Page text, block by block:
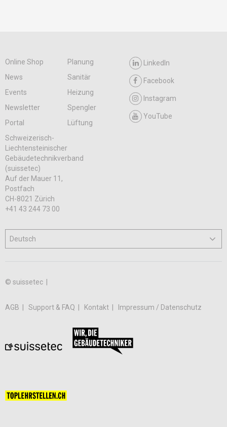
Online Shop
Planung
News
Sanitär
Events
Heizung
Newsletter
Spengler
Portal
Lüftung
LinkedIn
Facebook
Instagram
YouTube
Schweizerisch-
Liechtensteinischer
Gebäudetechnikverband
(suissetec)
Auf der Mauer 11,
Postfach
CH-8021 Zürich
+41 43 244 73 00
© suissetec |
AGB Support & FAQ Kontakt Impressum / Datenschutz